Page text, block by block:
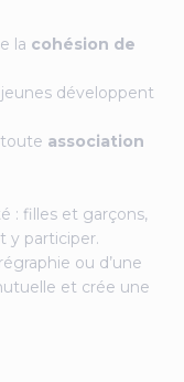
la cohésion de
développent
association
: filles et garçons,
y participer.
ou d’une
et crée une